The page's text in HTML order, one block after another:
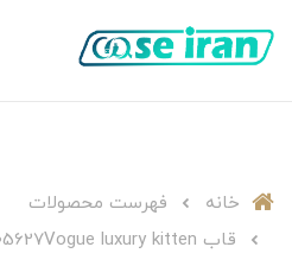
خانه
فهرست محصولات
قاب C005627Vogue luxury kitten